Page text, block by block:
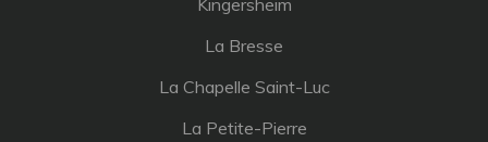
La Bresse
La Chapelle Saint-Luc
La Petite-Pierre